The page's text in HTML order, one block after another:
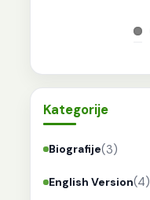
Kategorije
Biografije(3)
English Version(4)